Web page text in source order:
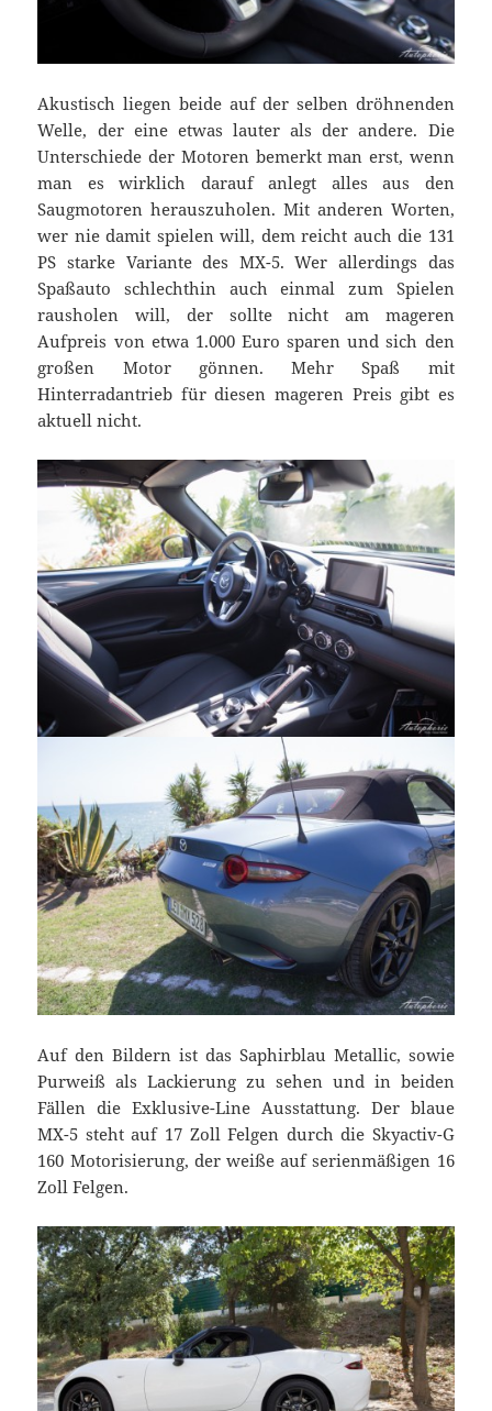
Akustisch liegen beide auf der selben dröhnenden
Welle, der eine etwas lauter als der andere. Die
Unterschiede der Motoren bemerkt man erst, wenn
man es wirklich darauf anlegt alles aus den
Saugmotoren herauszuholen. Mit anderen Worten,
wer nie damit spielen will, dem reicht auch die 131
PS starke Variante des MX-5. Wer allerdings das
Spaßauto schlechthin auch einmal zum Spielen
rausholen will, der sollte nicht am mageren
Aufpreis von etwa 1.000 Euro sparen und sich den
großen Motor gönnen. Mehr Spaß mit
Hinterradantrieb für diesen mageren Preis gibt es
aktuell nicht.
Auf den Bildern ist das Saphirblau Metallic, sowie
Purweiß als Lackierung zu sehen und in beiden
Fällen die Exklusive-Line Ausstattung. Der blaue
MX-5 steht auf 17 Zoll Felgen durch die Skyactiv-G
160 Motorisierung, der weiße auf serienmäßigen 16
Zoll Felgen.